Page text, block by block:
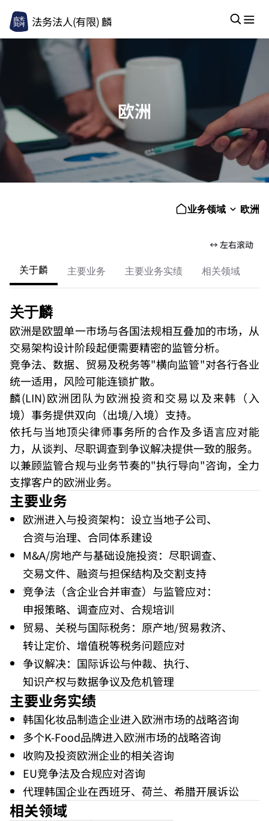
法务法人(有限) 麟
欧洲
业务领域 欧洲
↔ 左右滚动
关于麟 主要业务 主要业务实绩 相关领域
关于麟
欧洲是欧盟单一市场与各国法规相互叠加的市场，从
交易架构设计阶段起便需要精密的监管分析。
竞争法、数据、贸易及税务等"横向监管"对各行各业
统一适用，风险可能连锁扩散。
麟(LIN)欧洲团队为欧洲投资和交易以及来韩（入
境）事务提供双向（出境/入境）支持。
依托与当地顶尖律师事务所的合作及多语言应对能
力，从谈判、尽职调查到争议解决提供一致的服务。
以兼顾监管合规与业务节奏的"执行导向"咨询，全力
支撑客户的欧洲业务。
主要业务
欧洲进入与投资架构：设立当地子公司、
合资与治理、合同体系建设
M&A/房地产与基础设施投资：尽职调查、
交易文件、融资与担保结构及交割支持
竞争法（含企业合并审查）与监管应对：
申报策略、调查应对、合规培训
贸易、关税与国际税务：原产地/贸易救济、
转让定价、增值税等税务问题应对
争议解决：国际诉讼与仲裁、执行、
知识产权与数据争议及危机管理
主要业务实绩
韩国化妆品制造企业进入欧洲市场的战略咨询
多个K-Food品牌进入欧洲市场的战略咨询
收购及投资欧洲企业的相关咨询
EU竞争法及合规应对咨询
代理韩国企业在西班牙、荷兰、希腊开展诉讼
相关领域